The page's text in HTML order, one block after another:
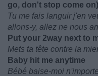
go, don't stop come on)
Tu me fais languir j'en
allons-y, allez ne nous
Put your 2way next to
Mets ta tête contre la
Baby hit me anytime
Bébé baise-moi